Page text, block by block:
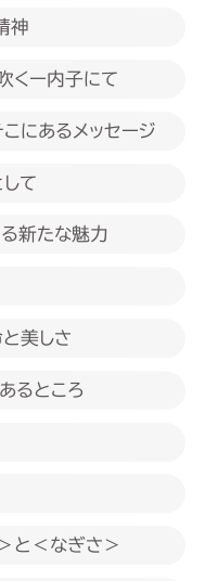
神
ー内子にて
にあるメッセージ
て
新たな魅力
美しさ
るところ
と＜なぎさ＞